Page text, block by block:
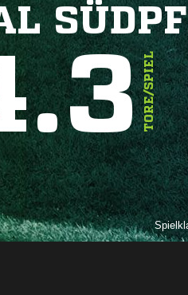
TORE/SPIEL